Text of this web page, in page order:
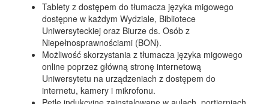
Tablety z dostępem do tłumacza języka migowego
dostępne w każdym Wydziale, Bibliotece
Uniwersyteckiej oraz Biurze ds. Osób z
Niepełnosprawnościami (BON).
Możliwość skorzystania z tłumacza języka migowego
online poprzez główną stronę internetową
Uniwersytetu na urządzeniach z dostępem do
internetu, kamery i mikrofonu.